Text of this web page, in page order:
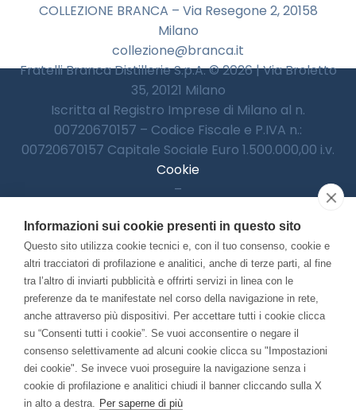
COLLEZIONE BRANCA – Via Resegone 2, 20158
Milano
collezione@branca.it
Fratelli Branca Distillerie S.p.A. © 2026 | Via Broletto
35, 20121 Milano
Iscritta al Registro Imprese di Milano al n.
00720670157 – Codice Fiscale e P.IVA n.:
00720670157 Capitale Sociale Euro 1.500.000,00 i.v.
Cookie
–
–
Accessibilitià
Con il contributo di:
Informazioni sui cookie presenti in questo sito
Questo sito utilizza cookie tecnici e, con il tuo consenso, cookie e
altri tracciatori di profilazione e analitici, anche di terze parti, al fine
tra l’altro di inviarti pubblicità e offrirti servizi in linea con le
preferenze da te manifestate nel corso della navigazione in rete,
anche attraverso più dispositivi. Per accettare tutti i cookie clicca
su “Consenti tutti i cookie”. Se vuoi acconsentire o negare il
consenso selettivamente ad alcuni cookie clicca su "Impostazioni
dei cookie". Se invece vuoi proseguire la navigazione senza i
cookie di profilazione e analitici chiudi il banner cliccando sulla X
in alto a destra. Per saperne di più